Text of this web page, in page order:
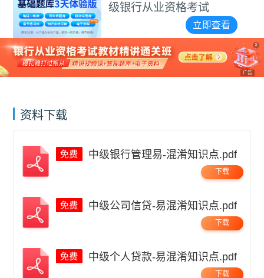
级银行从业资格考试
X
广告
资料下载
中级银行管理易-混淆知识点.pdf
下载
中级公司信贷-易混淆知识点.pdf
下载
中级个人贷款-易混淆知识点.pdf
下载